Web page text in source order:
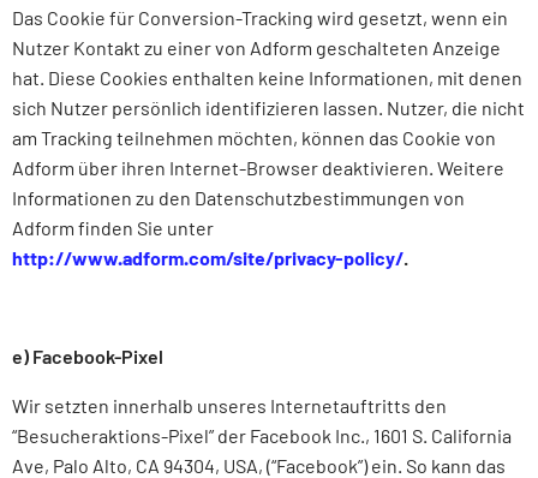
Das Cookie für Conversion-Tracking wird gesetzt, wenn ein
Nutzer Kontakt zu einer von Adform geschalteten Anzeige
hat. Diese Cookies enthalten keine Informationen, mit denen
sich Nutzer persönlich identifizieren lassen. Nutzer, die nicht
am Tracking teilnehmen möchten, können das Cookie von
Adform über ihren Internet-Browser deaktivieren. Weitere
Informationen zu den Datenschutzbestimmungen von
Adform finden Sie unter
http://www.adform.com/site/privacy-policy/.
e) Facebook-Pixel
Wir setzten innerhalb unseres Internetauftritts den
“Besucheraktions-Pixel” der Facebook Inc., 1601 S. California
Ave, Palo Alto, CA 94304, USA, (“Facebook”) ein. So kann das